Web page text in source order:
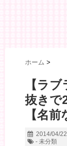
ホーム >
【ラ
抜きで
【名
2014/04/22
- 未分類